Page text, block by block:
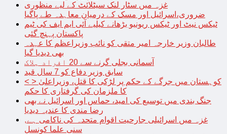
غزہ میں سٹار لنک سیٹلائٹ کے لیے منظوری
ضروری،اسرائیل اور مسک کے درمیان معاہدہ طے پاگیا
ٹیکس نیٹ اور ٹیکس ریونیو بڑھانے کیلیے آئی ایم ایف کی ٹیم
پاکستان پہنچ گئی
طالبان وزیر خارجہ امیر متقی کو نائب وزیراعظم کا عہدہ
بھی دیدیا گیا
آسمانی بجلی گرنے سے 20 افراد ہلاک
سابق وزیر دفاع کو 7 سال قید
< > کوہستان میں جرگے کے حکم پر لڑکی کا قتل، وزیراعلیٰ
کا ملزمان کی گرفتاری کا حکم
جنگ بندی میں توسیع کی امید، حماس اور اسرائیل نے بھی
رضا مندی کا عندیہ دیدیا
غزہ میں اسرائیلی جارحیت اقوام متحدہ کی ناکامی ہے,
سنی علما کونسل